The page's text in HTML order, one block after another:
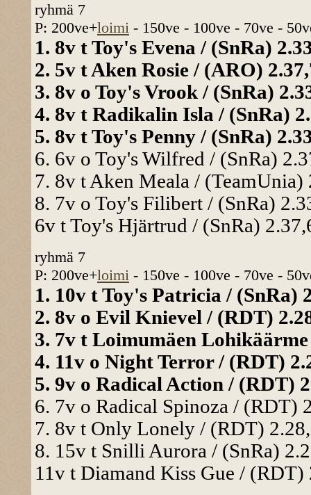
ryhmä 7
P: 200ve+loimi - 150ve - 100ve - 70ve -
1. 8v t Toy's Evena / (SnRa)
2. 5v t Aken Rosie / (ARO)
3. 8v o Toy's Vrook / (SnRa)
4. 8v t Radikalin Isla / (SnRa)
5. 8v t Toy's Penny / (SnRa)
6. 6v o Toy's Wilfred / (SnRa)
7. 8v t Aken Meala /
8. 7v o Toy's Filibert / (SnRa)
6v t Toy's Hjärtrud / (SnRa)
ryhmä 7
P: 200ve+loimi - 150ve - 100ve - 70ve -
1. 10v t Toy's Patricia / (SnRa)
2. 8v o Evil Knievel / (RDT)
3. 7v t Loimumäen
4. 11v o Night Terror / (RDT)
5. 9v o Radical Action / (RDT)
6. 7v o Radical Spinoza / (RDT)
7. 8v t Only Lonely / (RDT)
8. 15v t Snilli Aurora / (SnRa)
11v t Diamand Kiss Gue /